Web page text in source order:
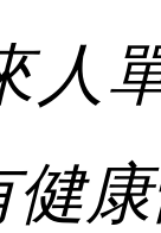
人
健